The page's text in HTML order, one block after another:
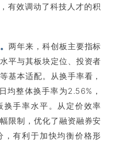
有效调动了科技人才的积
两年来，科创板主要指标
平与其板块定位、投资者
基本适配。从换手率看，
均整体换手率为2.56%，
换手率水平。从定价效率
限制，优化了融资融券安
，有利于加快均衡价格形